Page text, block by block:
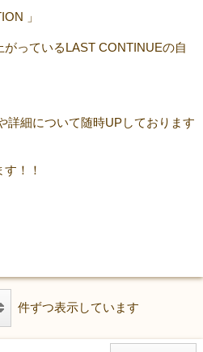
」
っているLAST CONTINUEの自
詳細について随時UPしております
！！
件ずつ表示しています